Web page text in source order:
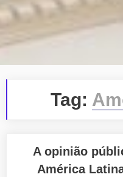
Tag:
A opinião
América